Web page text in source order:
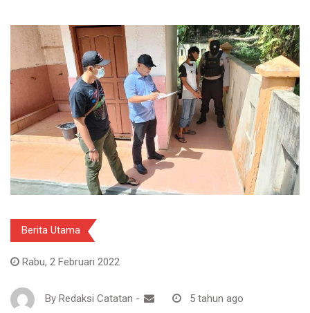
Berita Utama
Rabu, 2 Februari 2022
By Redaksi Catatan - 5 tahun ago